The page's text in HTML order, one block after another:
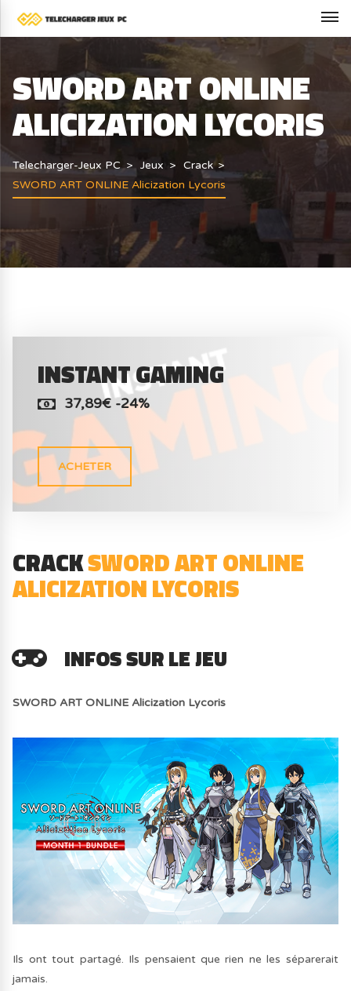
SWORD ART ONLINE
ALICIZATION LYCORIS
Telecharger-Jeux PC Jeux
Crack
SWORD ART ONLINE Alicization Lycoris
INSTANT GAMING
37,89€ -24%
ACHETER
CRACKSWORD ART ONLINE
ALICIZATION LYCORIS
INFOS SUR LE JEU
SWORD ART ONLINE Alicization Lycoris
Ils ont tout partagé. Ils pensaient que rien ne les séparerait
jamais.